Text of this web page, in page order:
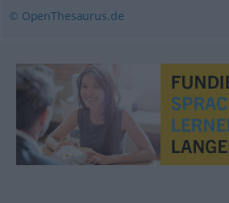
© OpenThesaurus.de